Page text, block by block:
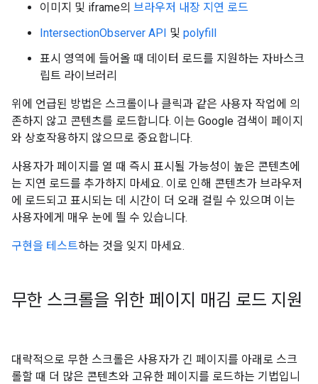
이미지 및 iframe의 브라우저 내장 지연 로드
IntersectionObserver API 및 polyfill
표시 영역에 들어올 때 데이터 로드를 지원하는 자바스크
립트 라이브러리
위에 언급된 방법은 스크롤이나 클릭과 같은 사용자 작업에 의
존하지 않고 콘텐츠를 로드합니다. 이는 Google 검색이 페이지
와 상호작용하지 않으므로 중요합니다.
사용자가 페이지를 열 때 즉시 표시될 가능성이 높은 콘텐츠에
는 지연 로드를 추가하지 마세요. 이로 인해 콘텐츠가 브라우저
에 로드되고 표시되는 데 시간이 더 오래 걸릴 수 있으며 이는
사용자에게 매우 눈에 띌 수 있습니다.
구현을 테스트하는 것을 잊지 마세요.
무한 스크롤을 위한 페이지 매김 로드 지원
대략적으로 무한 스크롤은 사용자가 긴 페이지를 아래로 스크
롤할 때 더 많은 콘텐츠와 고유한 페이지를 로드하는 기법입니